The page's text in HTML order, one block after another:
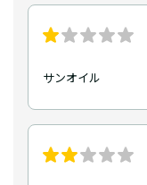
サンオイル